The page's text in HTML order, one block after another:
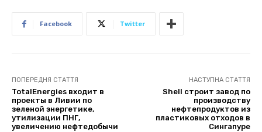
Facebook Twitter
ПОПЕРЕДНЯ СТАТТЯ
TotalEnergies входит в
проекты в Ливии по
зеленой энергетике,
утилизации ПНГ,
увеличению нефтедобычи
НАСТУПНА СТАТТЯ
Shell строит завод по
производству
нефтепродуктов из
пластиковых отходов в
Сингапуре